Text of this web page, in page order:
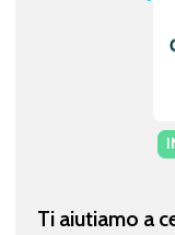
Ti aiutiamo a